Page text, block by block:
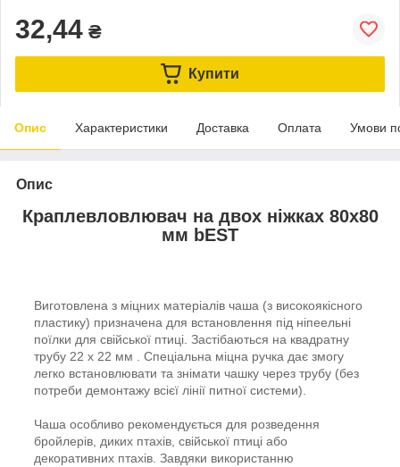
32,44 ₴
Купити
Опис Характеристики Доставка Оплата Умови
Опис
Краплевловлювач на двох ніжках 80x80
мм bEST
Виготовлена з міцних матеріалів чаша (з високоякісного
пластику) призначена для встановлення під ніпеельні
поїлки для свійської птиці. Застібаються на квадратну
трубу 22 x 22 мм . Спеціальна міцна ручка дає змогу
легко встановлювати та знімати чашку через трубу (без
потреби демонтажу всієї лінії питної системи).
Чаша особливо рекомендується для розведення
бройлерів, диких птахів, свійської птиці або
декоративних птахів. Завдяки використанню